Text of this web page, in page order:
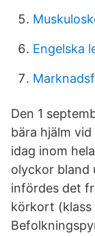
Engelska
Den 1
bära hjälm
idag inom
olyckor bland
infördes det
körkort (klass